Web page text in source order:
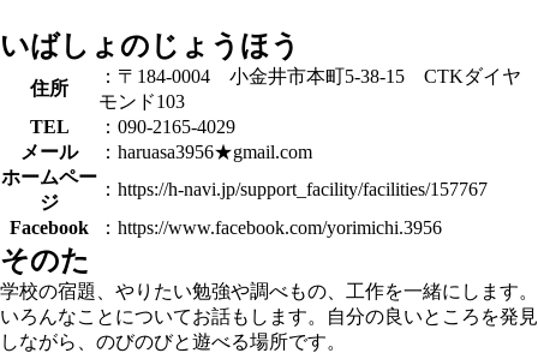
いばしょのじょうほう
住所
：〒184-0004 小金井市本町5-38-15 CTKダイヤ
モンド103
TEL
：090-2165-4029
メール
：haruasa3956★gmail.com
ホームペー
ジ
：https://h-navi.jp/support_facility/facilities/157767
Facebook
：https://www.facebook.com/yorimichi.3956
そのた
学校の宿題、やりたい勉強や調べもの、工作を一緒にします。
いろんなことについてお話もします。自分の良いところを発見
しながら、のびのびと遊べる場所です。